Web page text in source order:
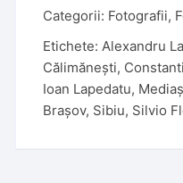
n
a
t
i
Categorii: Fotografii,
Etichete:Alexandru
Călimănești,
Ioan Lapedatu, Mediaș
Brașov, Sibiu, Silvio